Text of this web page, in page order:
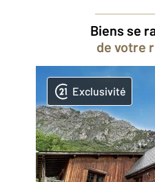
Biens se
de votre
Exclusivité